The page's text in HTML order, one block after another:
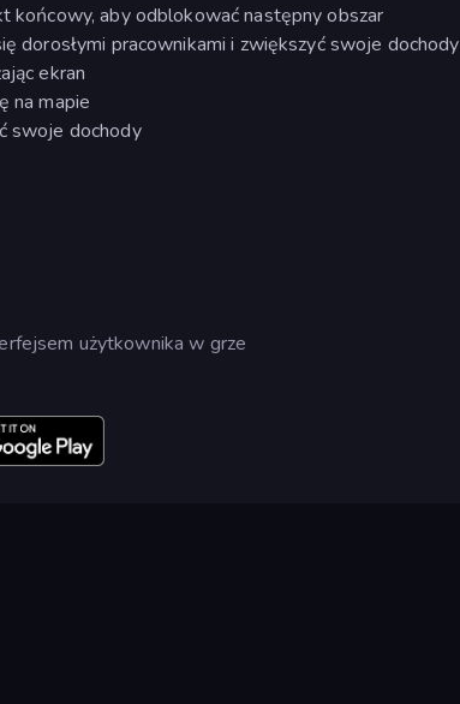
końcowy, aby odblokować następny obszar
dorosłymi pracownikami i zwiększyć swoje dochody
ekran
na mapie
swoje dochody
użytkownika w grze